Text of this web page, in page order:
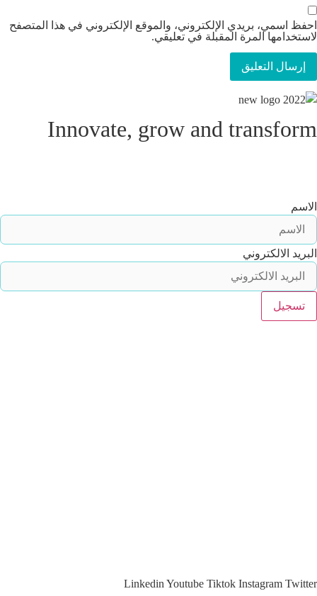
احفظ اسمي، بريدي الإلكتروني، والموقع الإلكتروني في هذا المتصفح
لاستخدامها المرة المقبلة في تعليقي.
Innovate, grow and transform
الاسم
البريد الالكتروني
تسجيل
Linkedin Youtube Tiktok Instagram Twitter